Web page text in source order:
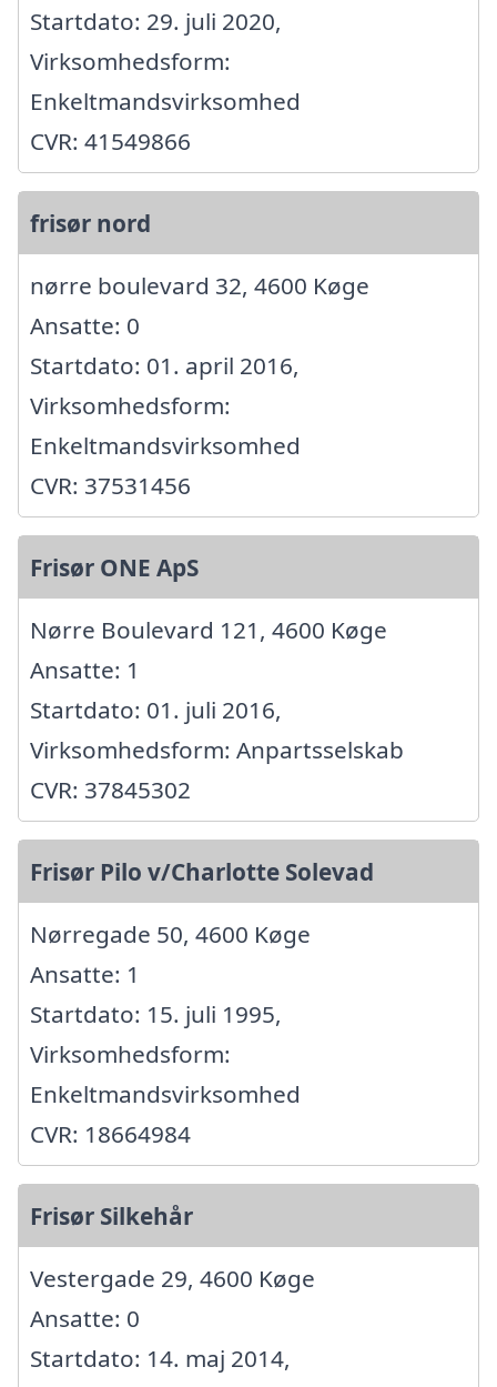
Startdato: 29. juli 2020,
Virksomhedsform:
Enkeltmandsvirksomhed
CVR: 41549866
frisør nord
nørre boulevard 32, 4600 Køge
Ansatte: 0
Startdato: 01. april 2016,
Virksomhedsform:
Enkeltmandsvirksomhed
CVR: 37531456
Frisør ONE ApS
Nørre Boulevard 121, 4600 Køge
Ansatte: 1
Startdato: 01. juli 2016,
Virksomhedsform: Anpartsselskab
CVR: 37845302
Frisør Pilo v/Charlotte Solevad
Nørregade 50, 4600 Køge
Ansatte: 1
Startdato: 15. juli 1995,
Virksomhedsform:
Enkeltmandsvirksomhed
CVR: 18664984
Frisør Silkehår
Vestergade 29, 4600 Køge
Ansatte: 0
Startdato: 14. maj 2014,